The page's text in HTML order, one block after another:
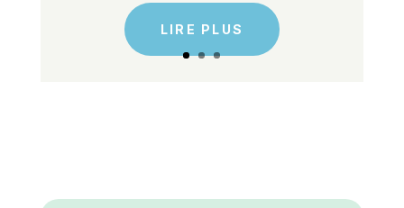
LIRE PLUS